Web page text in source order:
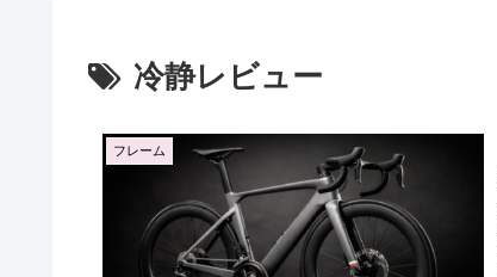
冷静レビュー
フレーム